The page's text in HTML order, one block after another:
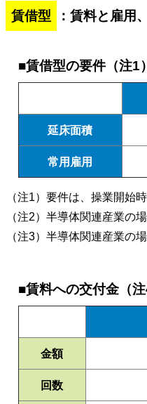
賃借型 ：賃料と雇用
■賃借型の要件（注1
延床面積
常用雇用
（注1）要件は、操業開始
（注2）半導体関連産業の
（注3）半導体関連産業の
■賃料への交付金（
金額
回数